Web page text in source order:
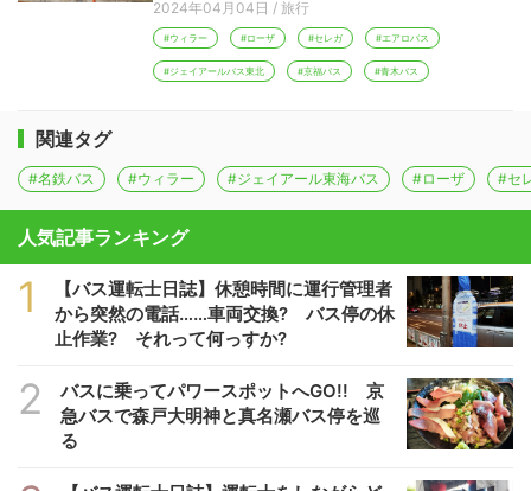
2024年04月04日 / 旅行
#ウィラー #ローザ #セレガ #エアロバス
#ジェイアールバス東北 #京福バス #青木バス
関連タグ
#名鉄バス #ウィラー #ジェイアール東海バス #ローザ #セ
人気記事ランキング
1
【バス運転士日誌】休憩時間に運行管理者
から突然の電話……車両交換? バス停の休
止作業? それって何っすか?
2
バスに乗ってパワースポットへGO!! 京
急バスで森戸大明神と真名瀬バス停を巡
る